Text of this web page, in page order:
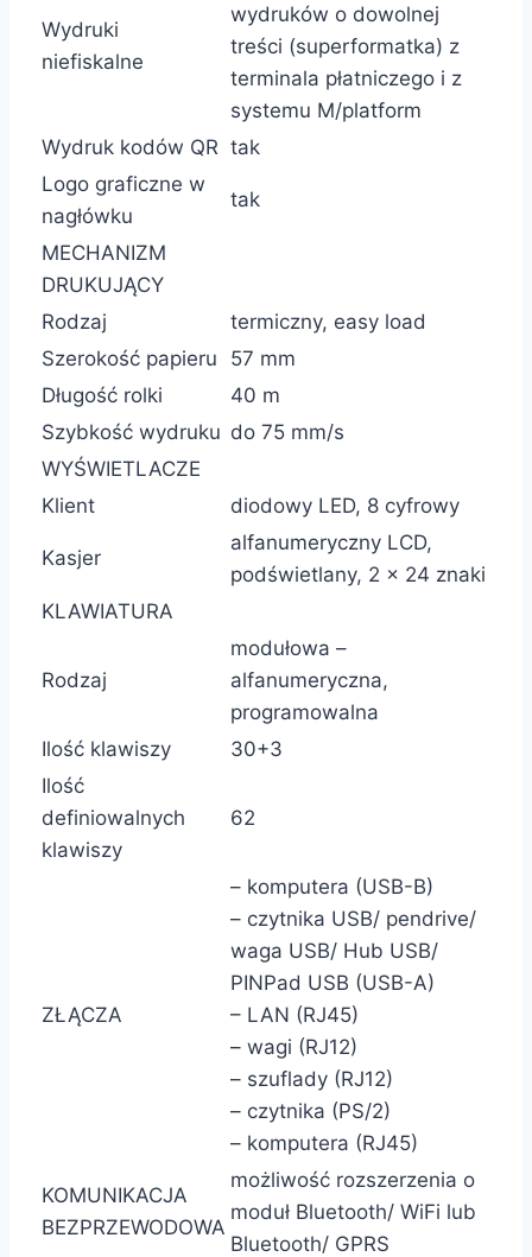
Wydruki
niefiskalne
wydruków o dowolnej
treści (superformatka) z
terminala płatniczego i z
systemu M/platform
Wydruk kodów QR tak
Logo graficzne w
nagłówku
tak
MECHANIZM
DRUKUJĄCY
Rodzaj
termiczny, easy load
Szerokość papieru
57 mm
Długość rolki
40 m
Szybkość wydruku do 75 mm/s
WYŚWIETLACZE
Klient
diodowy LED, 8 cyfrowy
Kasjer
alfanumeryczny LCD,
podświetlany, 2 x 24 znaki
KLAWIATURA
Rodzaj
modułowa –
alfanumeryczna,
programowalna
Ilość klawiszy
30+3
Ilość
definiowalnych
klawiszy
62
ZŁĄCZA
– komputera (USB-B)
– czytnika USB/ pendrive/
waga USB/ Hub USB/
PINPad USB (USB-A)
– LAN (RJ45)
– wagi (RJ12)
– szuflady (RJ12)
– czytnika (PS/2)
– komputera (RJ45)
KOMUNIKACJA
BEZPRZEWODOWA
możliwość rozszerzenia o
moduł Bluetooth/ WiFi lub
Bluetooth/ GPRS